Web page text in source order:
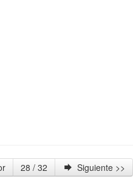
28 / 32 Siguiente >>